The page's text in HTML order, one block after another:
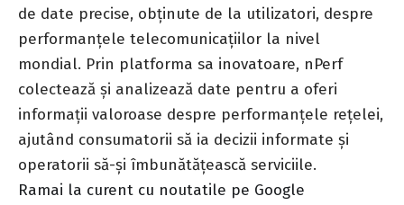
de date precise, obținute de la utilizatori, despre
performanțele telecomunicațiilor la nivel
mondial. Prin platforma sa inovatoare, nPerf
colectează și analizează date pentru a oferi
informații valoroase despre performanțele rețelei,
ajutând consumatorii să ia decizii informate și
operatorii să-și îmbunătățească serviciile.
Ramai la curent cu noutatile pe Google